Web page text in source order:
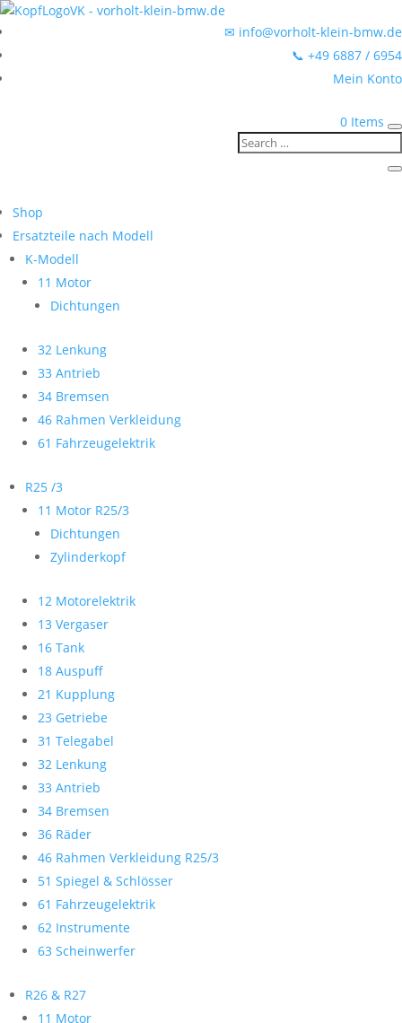
✉ info@vorholt-klein-bmw.de
📞 +49 6887 / 6954
Mein Konto
0 Items
Shop
Ersatzteile nach Modell
K-Modell
11 Motor
Dichtungen
32 Lenkung
33 Antrieb
34 Bremsen
46 Rahmen Verkleidung
61 Fahrzeugelektrik
R25 /3
11 Motor R25/3
Dichtungen
Zylinderkopf
12 Motorelektrik
13 Vergaser
16 Tank
18 Auspuff
21 Kupplung
23 Getriebe
31 Telegabel
32 Lenkung
33 Antrieb
34 Bremsen
36 Räder
46 Rahmen Verkleidung R25/3
51 Spiegel & Schlösser
61 Fahrzeugelektrik
62 Instrumente
63 Scheinwerfer
R26 & R27
11 Motor